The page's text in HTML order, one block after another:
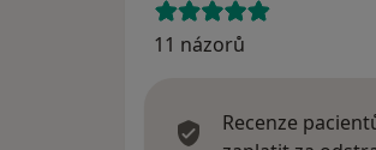
11 názorů
Recenze